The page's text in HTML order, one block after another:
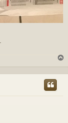
u